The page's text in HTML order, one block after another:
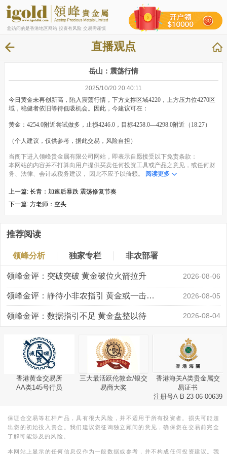
您访问的是香港地区网站 投资有风险 交易需谨慎
直播观点
岳山：震荡行情
2025/10/20 20:40:11
今日黄金未再创新高，陷入震荡行情，下方支撑区域4220，上方压力位4270区
域，稳健者依旧等待低吸机会。因此，今建议可在：
黄金：4254.0附近尝试做多，止损4246.0，目标4258.0—4298.0附近（18:27）
（个人建议，仅供参考，据此交易，风险自担）
当阁下进入领峰贵金属有限公司网站，即表示自愿接受以下免责条款：
本网站的内容并不打算向用户提供买卖任何投资工具或产品之意见，或任何财
务、法律、会计或税务建议， 因此不应予以倚赖。
阅读更多
上一篇: 长青：加速后暴跌 震荡修复节奏
下一篇: 方老师：空头
推荐阅读
领峰分析 独家专栏 非农部署
领峰金评：突破突破 黄金破位火箭拉升 2026-08-06
领峰金评：静待小非农指引 黄金或一击破局 2026-08-05
领峰金评：数据指引不足 黄金盘整以待 2026-08-04
香港黄金交易所
AA类145号行员
三大最活跃伦敦金/银交
易商大奖
香港海关A类贵金属交
易证书
注册号A-B-23-06-00639
保证金交易等杠杆产品，具有很大风险，并不适用于所有投资者。损失可能超
出您的初始投入资金。我们建议您征询独立顾问的意见，确保您在交易前完全
了解可能涉及的风险。
本网站上显示的任何信息仅作为一般数据或参考，并不构成任何投资建议。我